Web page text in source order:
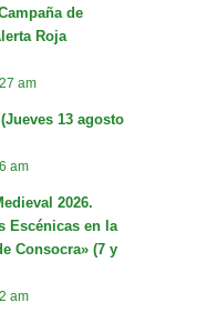
de
Roja
am
13 agosto
am
2026.
Escénicas en la
Consocra» (7 y
am